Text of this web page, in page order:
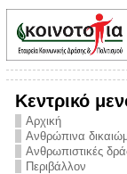
Κεντρικό
Αρχική
Ανθρώπινα
Ανθρωπιστικές
Περιβάλλον